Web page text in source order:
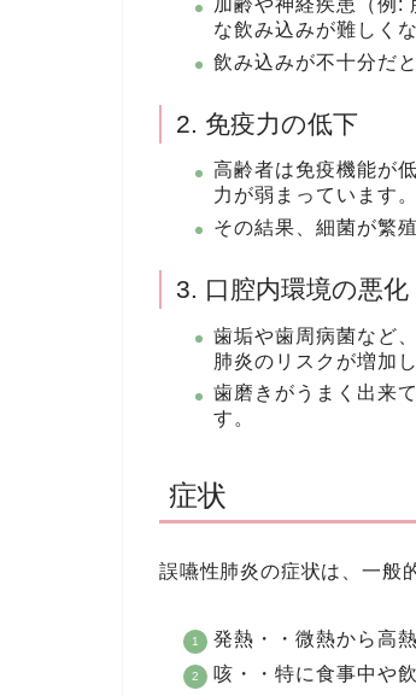
加齢や神経疾患（例:
な飲み込みが難しく
飲み込みが不十分だ
2. 免疫力の低下
高齢者は免疫機能が
力が弱まっています。
その結果、細菌が繁
3. 口腔内環境の悪化
歯垢や歯周病菌など
肺炎のリスクが増加し
歯磨きがうまく出来
す。
症状
誤嚥性肺炎の症状は、一般
発熱・・微熱から高
咳・・特に食事中や